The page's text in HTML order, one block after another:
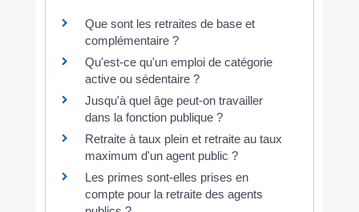
Que sont les retraites de base et
complémentaire ?
Qu'est-ce qu'un emploi de catégorie
active ou sédentaire ?
Jusqu'à quel âge peut-on travailler
dans la fonction publique ?
Retraite à taux plein et retraite au taux
maximum d'un agent public ?
Les primes sont-elles prises en
compte pour la retraite des agents